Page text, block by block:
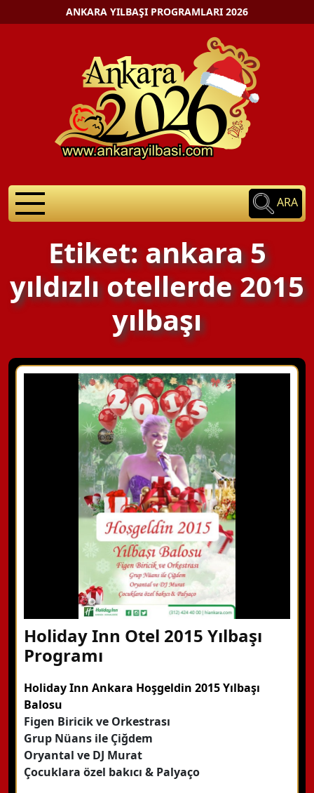
ANKARA YILBAŞI PROGRAMLARI 2026
ARA
Etiket: ankara 5
yıldızlı otellerde 2015
yılbaşı
Holiday Inn Otel 2015 Yılbaşı
Programı
Holiday Inn Ankara Hoşgeldin 2015 Yılbaşı
Balosu
Figen Biricik ve Orkestrası
Grup Nüans ile Çiğdem
Oryantal ve DJ Murat
Çocuklara özel bakıcı & Palyaço